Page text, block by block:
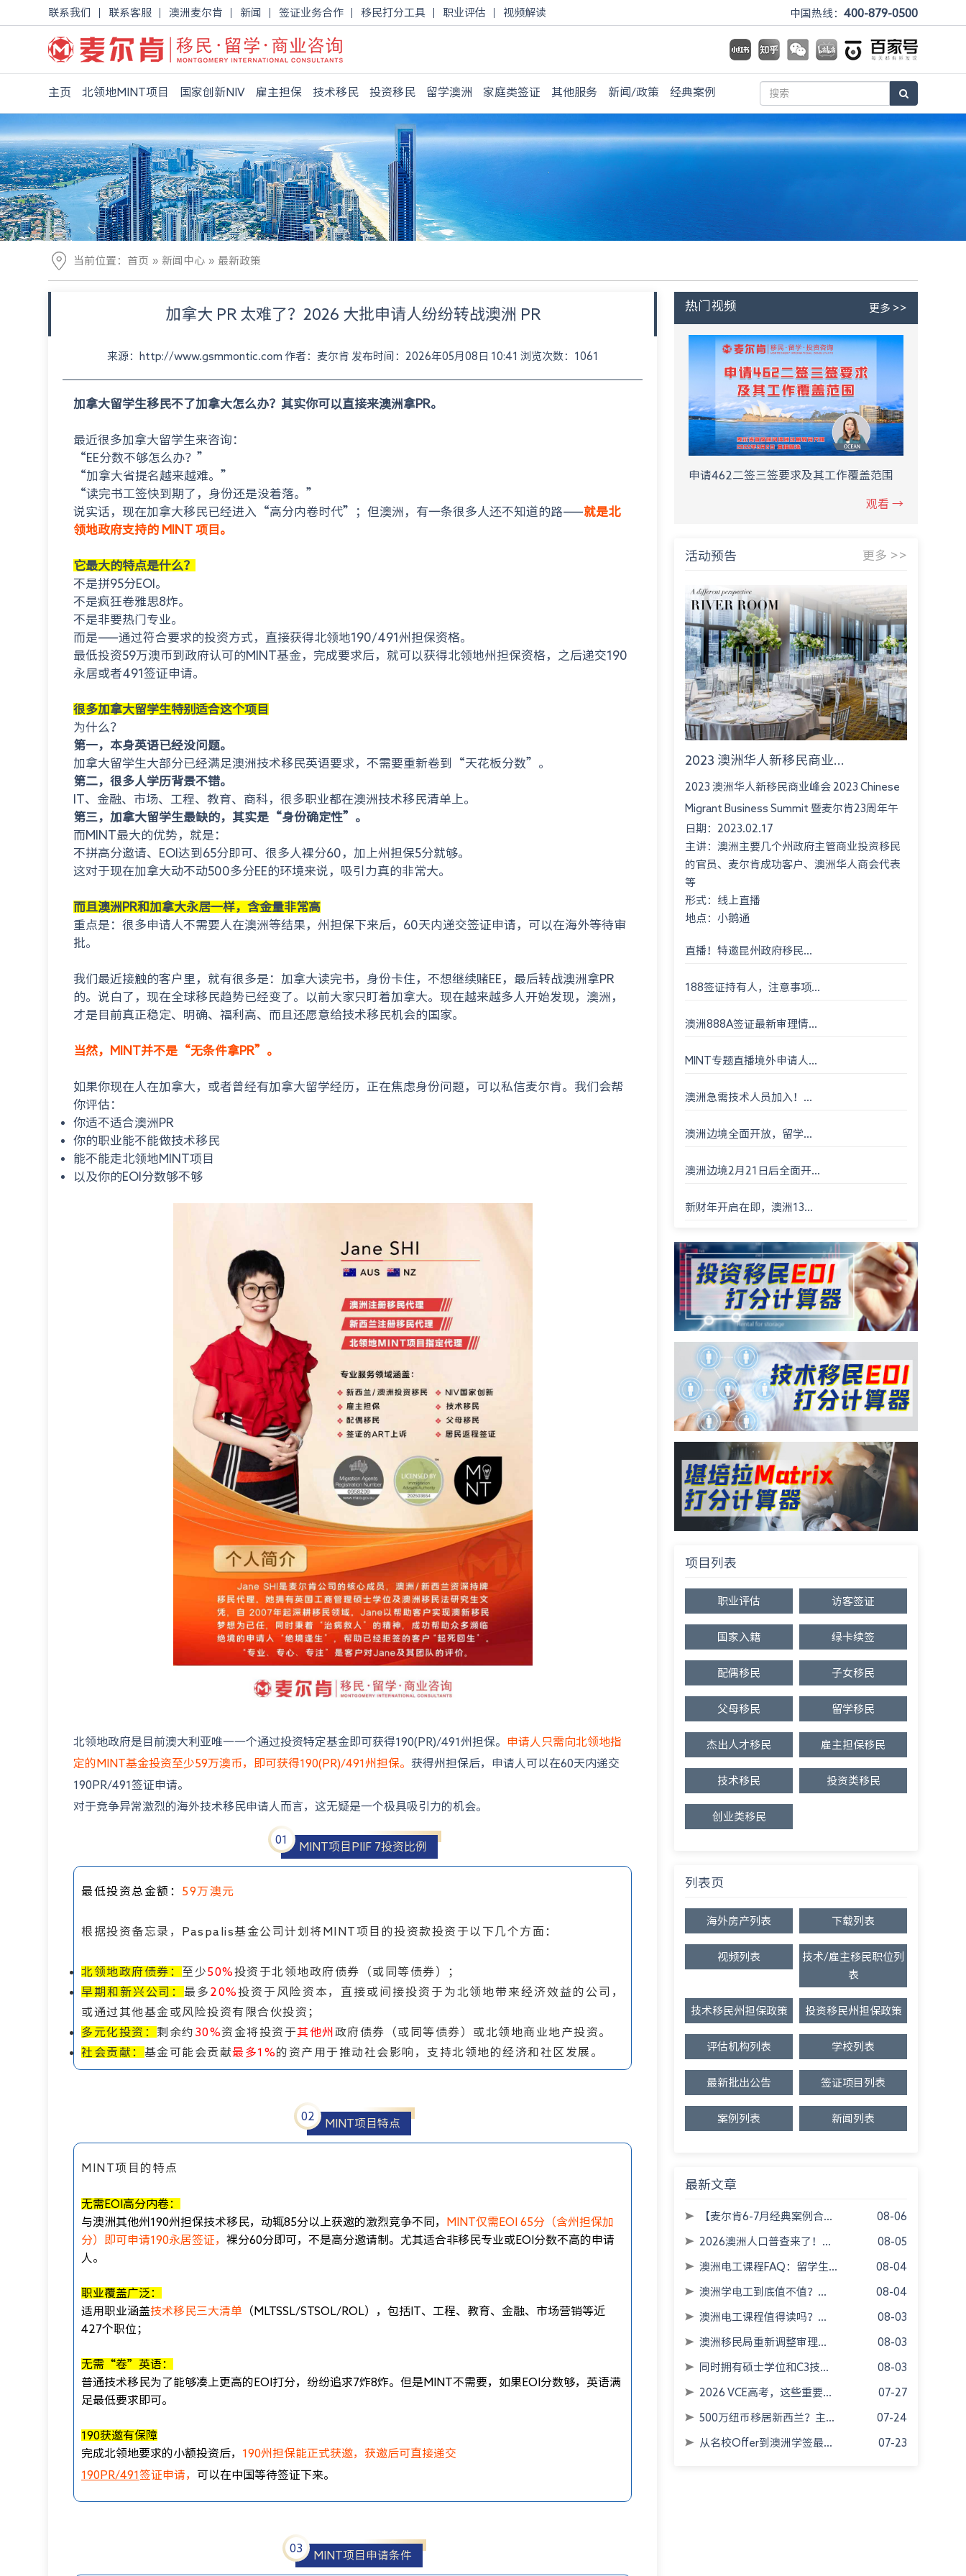
联系我们 联系客服 澳洲麦尔肯 新闻 签证业务合作 移民打分工具 职业评估 视频解读 中国热线： 400-879-0500
主页 北领地MINT项目 国家创新NIV 雇主担保 技术移民 投资移民 留学澳洲 家庭类签证 其他服务 新闻/政策 经典案例
当前位置： 首页 » 新闻中心 » 最新政策
加拿大 PR 太难了？2026 大批申请人纷纷转战澳洲 PR
来源：http://www.gsmmontic.com 作者：麦尔肯 发布时间：2026年05月08日 10:41 浏览次数：1061
加拿大留学生移民不了加拿大怎么办？其实你可以直接来澳洲拿PR。
最近很多加拿大留学生来咨询：
“EE分数不够怎么办？”
“加拿大省提名越来越难。”
“读完书工签快到期了，身份还是没着落。”
说实话，现在加拿大移民已经进入“高分内卷时代”；但澳洲，有一条很多人还不知道的路——就是北
领地政府支持的 MINT 项目。
它最大的特点是什么？
不是拼95分EOI。
不是疯狂卷雅思8炸。
不是非要热门专业。
而是——通过符合要求的投资方式，直接获得北领地190/491州担保资格。
最低投资59万澳币到政府认可的MINT基金，完成要求后，就可以获得北领地州担保资格，之后递交190
永居或者491签证申请。
很多加拿大留学生特别适合这个项目
为什么？
第一，本身英语已经没问题。
加拿大留学生大部分已经满足澳洲技术移民英语要求，不需要重新卷到“天花板分数”。
第二，很多人学历背景不错。
IT、金融、市场、工程、教育、商科，很多职业都在澳洲技术移民清单上。
第三，加拿大留学生最缺的，其实是“身份确定性”。
而MINT最大的优势，就是：
不拼高分邀请、EOI达到65分即可、很多人裸分60，加上州担保5分就够。
这对于现在加拿大动不动500多分EE的环境来说，吸引力真的非常大。
而且澳洲PR和加拿大永居一样，含金量非常高
重点是：很多申请人不需要人在澳洲等结果，州担保下来后，60天内递交签证申请，可以在海外等待审
批。
我们最近接触的客户里，就有很多是：加拿大读完书，身份卡住，不想继续赌EE，最后转战澳洲拿PR
的。说白了，现在全球移民趋势已经变了。以前大家只盯着加拿大。现在越来越多人开始发现，澳洲，
才是目前真正稳定、明确、福利高、而且还愿意给技术移民机会的国家。
当然，MINT并不是“无条件拿PR”。
如果你现在人在加拿大， 或者曾经有加拿大留学经历， 正在焦虑身份问题，可以私信麦尔肯。我们会帮
你评估：
你适不适合澳洲PR
你的职业能不能做技术移民
能不能走北领地MINT项目
以及你的EOI分数够不够
北领地政府是目前澳大利亚唯一一个通过投资特定基金即可获得190(PR)/491州担保。 申请人只需向北领地指
定的MINT基金投资至少59万澳币，即可获得190(PR)/491州担保。 获得州担保后，申请人可以在60天内递交
190PR/491签证申请。
对于竞争异常激烈的海外技术移民申请人而言，这无疑是一个极具吸引力的机会。
01
MINT项目PIIF 7投资比例
最低投资总金额 ： 59万澳元
根据投资备忘录，Paspalis基金公司计划将MINT项目的投资款投资于以下几个方面：
北领地政府债券： 至少50%投资于北领地政府债券（或同等债券）；
早期和新兴公司：最多 20%投资于风险资本，直接或间接投资于为北领地带来经济效益的公司，
或通过其他基金或风险投资有限合伙投资；
多元化投资： 剩余约 30%资金将投资于其他州 政府债券（或同等债券）或北领地商业地产投资。
社会贡献： 基金可能会贡献最多1%的资产用于推动社会影响，支持北领地的经济和社区发展。
02
MINT项目特点
MINT项目的特点
无需EOI高分内卷：
与澳洲其他州190州担保技术移民，动辄85分以上获邀的激烈竞争不同，
MINT仅需EOI 65分（含州担保加
分）即可申请190永居签证， 裸分60分即可，不是高分邀请制。尤其适合非移民专业或EOI分数不高的申请
人。
职业覆盖广泛：
适用职业涵盖技术移民三大清单 （MLTSSL/STSOL/ROL），包括IT、工程、教育、金融、市场营销等近
427个职位；
无需“卷”英语：
普通技术移民为了能够凑上更高的EOI打分，纷纷追求7炸8炸。但是MINT不需要，如果EOI分数够，英语满
足最低要求即可。
190获邀有保障
完成北领地要求的小额投资后， 190州担保能正式获邀，获邀后可直接递交
190PR/491签证申请， 可以在中国等待签证下来。
03
MINT项目申请条件
热门视频 更多 >>
申请462二签三签要求及其工作覆盖范围
观看 →
活动预告 更多 >>
2023 澳洲华人新移民商业...
2023 澳洲华人新移民商业峰会 2023 Chinese
Migrant Business Summit 暨麦尔肯23周年午
餐会 Montgomery International Consultant
23rd An...
日期：2023.02.17
主讲：澳洲主要几个州政府主管商业投资移民
的官员、麦尔肯成功客户、澳洲华人商会代表
等
形式：线上直播
地点：小鹅通
直播！特邀昆州政府移民...
188签证持有人，注意事项...
澳洲888A签证最新审理情...
MINT专题直播境外申请人...
澳洲急需技术人员加入！...
澳洲边境全面开放，留学...
澳洲边境2月21日后全面开...
新财年开启在即，澳洲13...
项目列表
职业评估 访客签证
国家入籍 绿卡续签
配偶移民 子女移民
父母移民 留学移民
杰出人才移民 雇主担保移民
技术移民 投资类移民
创业类移民
列表页
海外房产列表 下载列表
视频列表
技术/雇主移民职位列
表
技术移民州担保政策 投资移民州担保政策
评估机构列表 学校列表
最新批出公告 签证项目列表
案例列表 新闻列表
最新文章
【麦尔肯6-7月经典案例合... 08-06
2026澳洲人口普查来了！... 08-05
澳洲电工课程FAQ：留学生... 08-04
澳洲学电工到底值不值？... 08-04
澳洲电工课程值得读吗？... 08-03
澳洲移民局重新调整审理... 08-03
同时拥有硕士学位和C3技... 08-03
2026 VCE高考，这些重要... 07-27
500万纽币移居新西兰？主... 07-24
从名校Offer到澳洲学签最... 07-23